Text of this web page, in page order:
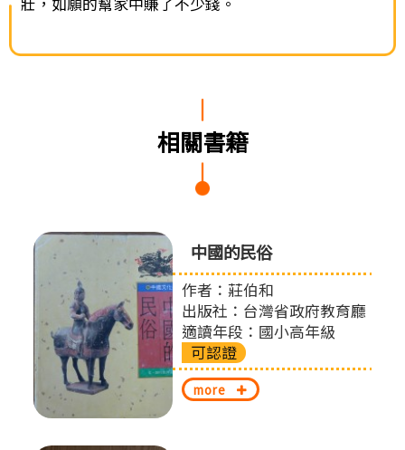
相關書籍
中國的民俗
作者：莊伯和
出版社：台灣省政府教育廳
適讀年段：國小高年級
可認證
more